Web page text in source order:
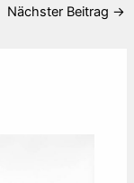
Nächster Beitrag →